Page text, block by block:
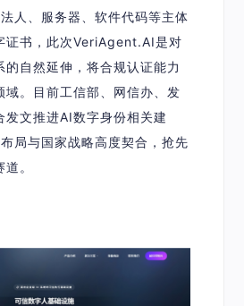
人、服务器、软件代码等主体
证书，此次VeriAgent.AI是对
的自然延伸，将合规认证能力
域。目前工信部、网信办、发
发文推进AI数字身份相关建
局与国家战略高度契合，抢先
。